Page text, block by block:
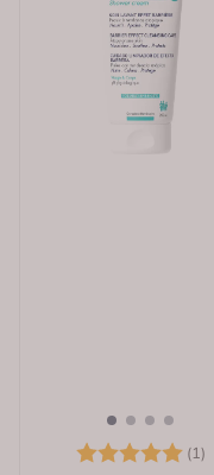
Karakter: (1)